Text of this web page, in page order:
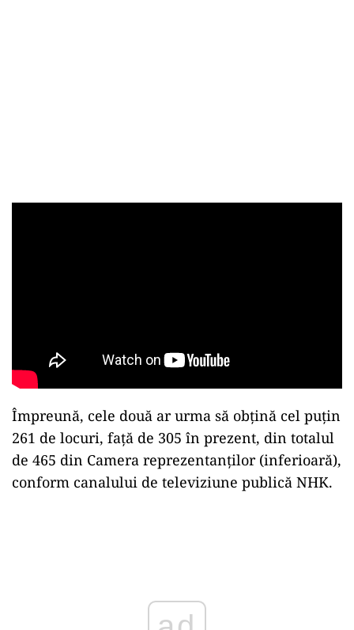
Împreună, cele două ar urma să obţină cel puţin
261 de locuri, faţă de 305 în prezent, din totalul
de 465 din Camera reprezentanţilor (inferioară),
conform canalului de televiziune publică NHK.